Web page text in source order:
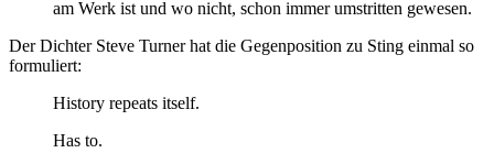
am Werk ist und wo nicht, schon immer umstritten gewesen.
Der Dichter Steve Turner hat die Gegenposition zu Sting einmal so
formuliert:
History repeats itself.
Has to.